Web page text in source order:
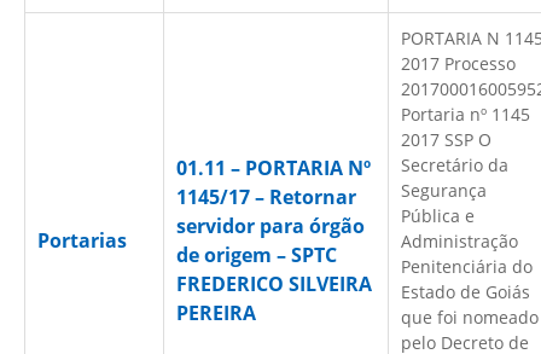
Portarias
01.11 – PORTARIA Nº
1145/17 – Retornar
servidor para órgão
de origem – SPTC
FREDERICO SILVEIRA
PEREIRA
PORTARIA N
2017 Processo
Portaria nº 1145
2017 SSP O
Secretário da
Segurança
Pública e
Administração
Penitenciária do
Estado de Goiás
que foi nomeado
pelo Decreto de